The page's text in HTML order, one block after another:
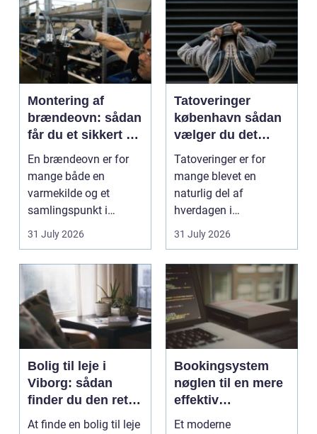
Montering af
brændeovn: sådan
får du et sikkert og
smukt resultat
En brændeovn er for
mange både en
varmekilde og et
samlingspunkt i
hjemmet. Flammerne
31 July 2026
Tatoveringer
københavn sådan
vælger du det
rigtige studie
Tatoveringer er for
mange blevet en
naturlig del af
hverdagen i
København. Byen er
fyldt med dygtige...
31 July 2026
Bolig til leje i
Viborg: sådan
finder du den rette
lejlighed
At finde en bolig til leje
Bookingsystem
nøglen til en mere
effektiv
klinikhverdag
Et moderne